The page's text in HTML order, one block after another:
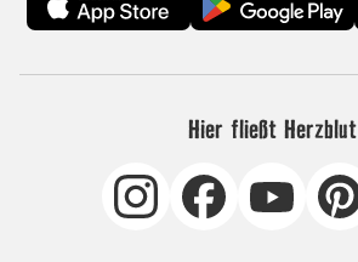
Hier fließt Herzblut